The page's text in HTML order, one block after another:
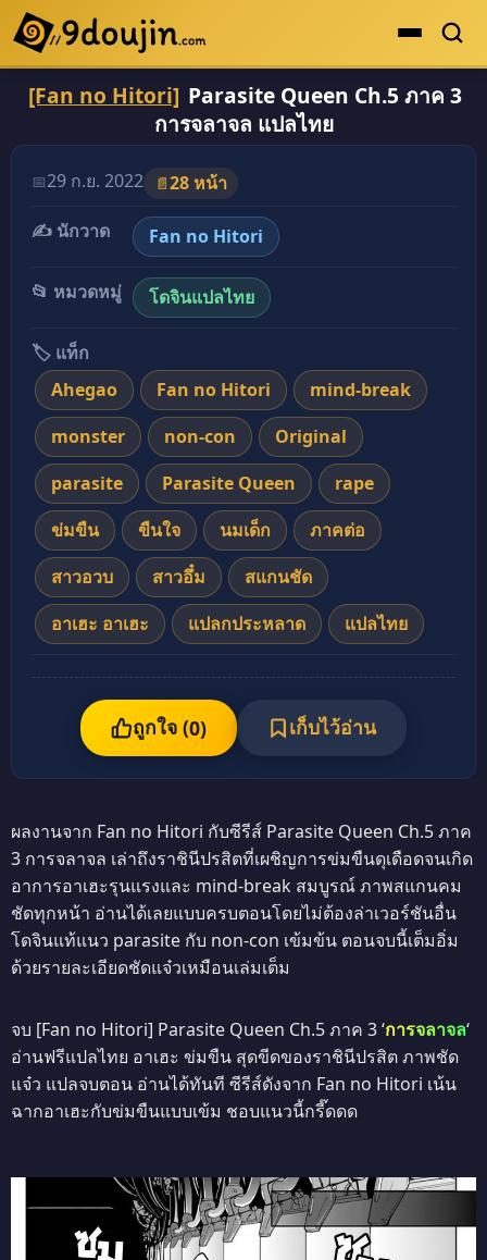
ดูเยอะสุด
คะแนนเยอะสุด
โดจินรูปสี
ระดับตำนาน
ยอดนิยม
เรื่องที่เก็บไว้
[Fan no Hitori] Parasite Queen Ch.5 ภาค 3
การจลาจล แปลไทย
📅29 ก.ย. 2022 📄28 หน้า
✍️ นักวาด
Fan no Hitori
📂 หมวดหมู่ โดจินแปลไทย
🏷️ แท็ก
Ahegao
Fan no Hitori
mind-break
monster
non-con
Original
parasite
Parasite Queen
rape
ข่มขืน
ขืนใจ นมเด็ก
ภาคต่อ
สาวอวบ
สาวอึ๋ม
สแกนชัด
อาเฮะ อาเฮะ
แปลกประหลาด แปลไทย
ถูกใจ (0) เก็บไว้อ่าน
ผลงานจาก Fan no Hitori กับซีรีส์ Parasite Queen Ch.5 ภาค
3 การจลาจล เล่าถึงราชินีปรสิตที่เผชิญการข่มขืนดุเดือดจนเกิด
อาการอาเฮะรุนแรงและ mind-break สมบูรณ์ ภาพสแกนคม
ชัดทุกหน้า อ่านได้เลยแบบครบตอนโดยไม่ต้องล่าเวอร์ชันอื่น
โดจินแท้แนว parasite กับ non-con เข้มข้น ตอนจบนี้เต็มอิ่ม
ด้วยรายละเอียดชัดแจ๋วเหมือนเล่มเต็ม
จบ [Fan no Hitori] Parasite Queen Ch.5 ภาค 3 ‘การจลาจล‘
อ่านฟรีแปลไทย อาเฮะ ข่มขืน สุดขีดของราชินีปรสิต ภาพชัด
แจ๋ว แปลจบตอน อ่านได้ทันที ซีรีส์ดังจาก Fan no Hitori เน้น
ฉากอาเฮะกับข่มขืนแบบเข้ม ชอบแนวนี้กรี๊ดดด